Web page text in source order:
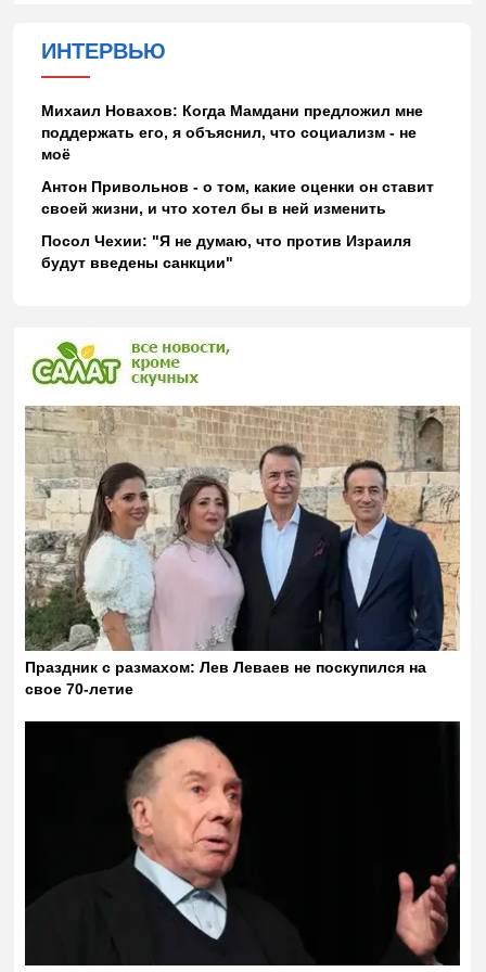
ИНТЕРВЬЮ
Михаил Новахов: Когда Мамдани предложил мне
поддержать его, я объяснил, что социализм - не
моё
Антон Привольнов - о том, какие оценки он ставит
своей жизни, и что хотел бы в ней изменить
Посол Чехии: "Я не думаю, что против Израиля
будут введены санкции"